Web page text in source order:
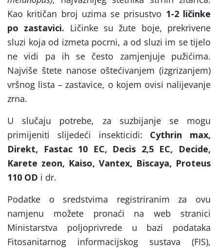
Kao kritičan broj uzima se prisustvo 1-2 ličinke
po zastavici. Ličinke su žute boje, prekrivene
sluzi koja od izmeta pocrni, a od sluzi im se tijelo
ne vidi pa ih se često zamjenjuje pužićima.
Najviše štete nanose oštećivanjem (izgrizanjem)
vršnog lista – zastavice, o kojem ovisi nalijevanje
zrna.
U slučaju potrebe, za suzbijanje se mogu
primijeniti slijedeći insekticidi: Cythrin max,
Direkt,
Fastac 10 EC, Decis 2,5 EC, Decide,
Karete zeon, Kaiso, Vantex, Biscaya, Proteus
110 OD i dr.
Podatke o sredstvima registriranim za ovu
namjenu možete pronaći na web stranici
Ministarstva poljoprivrede u bazi podataka
Fitosanitarnog informacijskog sustava (FIS),